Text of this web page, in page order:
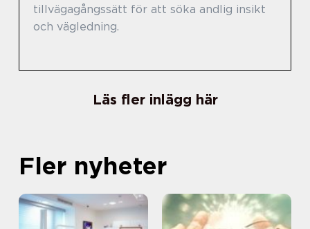
tillvägagångssätt för att söka andlig insikt
och vägledning.
Läs fler inlägg här
Fler nyheter